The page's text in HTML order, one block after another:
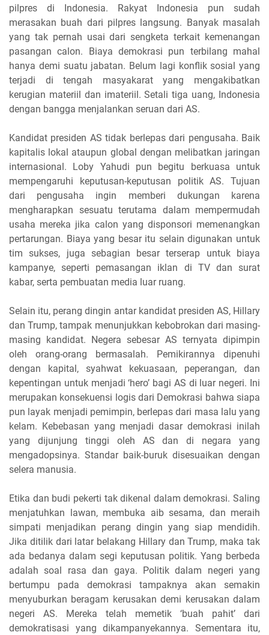
pilpres di Indonesia. Rakyat Indonesia pun sudah
merasakan buah dari pilpres langsung. Banyak masalah
yang tak pernah usai dari sengketa terkait kemenangan
pasangan calon. Biaya demokrasi pun terbilang mahal
hanya demi suatu jabatan. Belum lagi konflik sosial yang
terjadi di tengah masyakarat yang mengakibatkan
kerugian materiil dan imateriil. Setali tiga uang, Indonesia
dengan bangga menjalankan seruan dari AS.
Kandidat presiden AS tidak berlepas dari pengusaha. Baik
kapitalis lokal ataupun global dengan melibatkan jaringan
internasional. Loby Yahudi pun begitu berkuasa untuk
mempengaruhi keputusan-keputusan politik AS. Tujuan
dari pengusaha ingin memberi dukungan karena
mengharapkan sesuatu terutama dalam mempermudah
usaha mereka jika calon yang disponsori memenangkan
pertarungan. Biaya yang besar itu selain digunakan untuk
tim sukses, juga sebagian besar terserap untuk biaya
kampanye, seperti pemasangan iklan di TV dan surat
kabar, serta pembuatan media luar ruang.
Selain itu, perang dingin antar kandidat presiden AS, Hillary
dan Trump, tampak menunjukkan kebobrokan dari masing-
masing kandidat. Negera sebesar AS ternyata dipimpin
oleh orang-orang bermasalah. Pemikirannya dipenuhi
dengan kapital, syahwat kekuasaan, peperangan, dan
kepentingan untuk menjadi ‘hero’ bagi AS di luar negeri. Ini
merupakan konsekuensi logis dari Demokrasi bahwa siapa
pun layak menjadi pemimpin, berlepas dari masa lalu yang
kelam. Kebebasan yang menjadi dasar demokrasi inilah
yang dijunjung tinggi oleh AS dan di negara yang
mengadopsinya. Standar baik-buruk disesuaikan dengan
selera manusia.
Etika dan budi pekerti tak dikenal dalam demokrasi. Saling
menjatuhkan lawan, membuka aib sesama, dan meraih
simpati menjadikan perang dingin yang siap mendidih.
Jika ditilik dari latar belakang Hillary dan Trump, maka tak
ada bedanya dalam segi keputusan politik. Yang berbeda
adalah soal rasa dan gaya. Politik dalam negeri yang
bertumpu pada demokrasi tampaknya akan semakin
menyuburkan beragam kerusakan demi kerusakan dalam
negeri AS. Mereka telah memetik ‘buah pahit’ dari
demokratisasi yang dikampanyekannya. Sementara itu,